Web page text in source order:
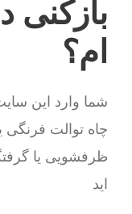
بازکنی
ام؟
شما وارد این
چاه توالت فرنگی
ظرفشویی یا
اید